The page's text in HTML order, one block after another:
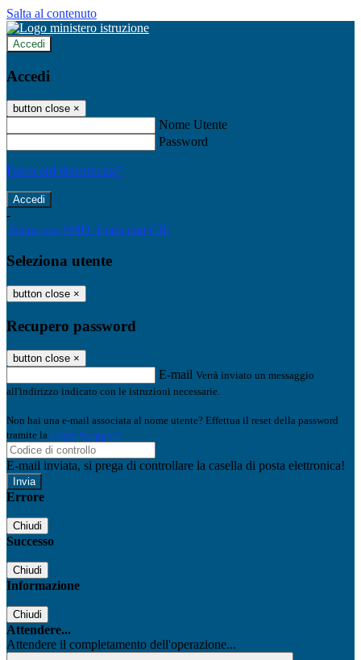
Salta al contenuto
Accedi
Accedi
button close ×
Nome Utente
Password
Password dimenticata?
-
Entra con SPID Entra con CIE
Seleziona utente
button close ×
Recupero password
button close ×
E-mail Verrà inviato un messaggio
all'indirizzo indicato con le istruzioni necessarie.
Non hai una e-mail associata al nome utente? Effettua il reset della password
tramite la Login Spaggiari
E-mail inviata, si prega di controllare la casella di posta elettronica!
Errore
Chiudi
Successo
Chiudi
Informazione
Chiudi
Attendere...
Attendere il completamento dell'operazione...